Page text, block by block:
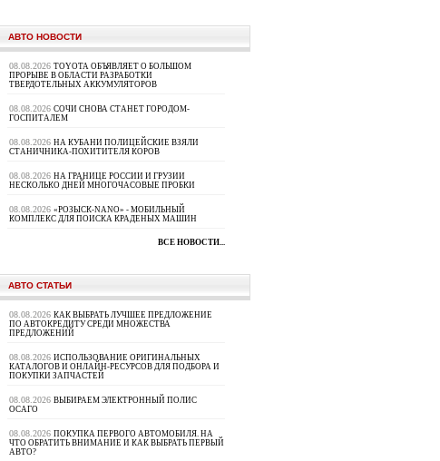
АВТО НОВОСТИ
08.08.2026 TOYOTA ОБЪЯВЛЯЕТ О БОЛЬШОМ
ПРОРЫВЕ В ОБЛАСТИ РАЗРАБОТКИ
ТВЕРДОТЕЛЬНЫХ АККУМУЛЯТОРОВ
08.08.2026 СОЧИ СНОВА СТАНЕТ ГОРОДОМ-
ГОСПИТАЛЕМ
08.08.2026 НА КУБАНИ ПОЛИЦЕЙСКИЕ ВЗЯЛИ
СТАНИЧНИКА-ПОХИТИТЕЛЯ КОРОВ
08.08.2026 НА ГРАНИЦЕ РОССИИ И ГРУЗИИ
НЕСКОЛЬКО ДНЕЙ МНОГОЧАСОВЫЕ ПРОБКИ
08.08.2026 «РОЗЫСК-NANO» - МОБИЛЬНЫЙ
КОМПЛЕКС ДЛЯ ПОИСКА КРАДЕНЫХ МАШИН
ВСЕ НОВОСТИ...
АВТО СТАТЬИ
08.08.2026 КАК ВЫБРАТЬ ЛУЧШЕЕ ПРЕДЛОЖЕНИЕ
ПО АВТОКРЕДИТУ СРЕДИ МНОЖЕСТВА
ПРЕДЛОЖЕНИЙ
08.08.2026 ИСПОЛЬЗОВАНИЕ ОРИГИНАЛЬНЫХ
КАТАЛОГОВ И ОНЛАЙН-РЕСУРСОВ ДЛЯ ПОДБОРА И
ПОКУПКИ ЗАПЧАСТЕЙ
08.08.2026 ВЫБИРАЕМ ЭЛЕКТРОННЫЙ ПОЛИС
ОСАГО
08.08.2026 ПОКУПКА ПЕРВОГО АВТОМОБИЛЯ. НА
ЧТО ОБРАТИТЬ ВНИМАНИЕ И КАК ВЫБРАТЬ ПЕРВЫЙ
АВТО?